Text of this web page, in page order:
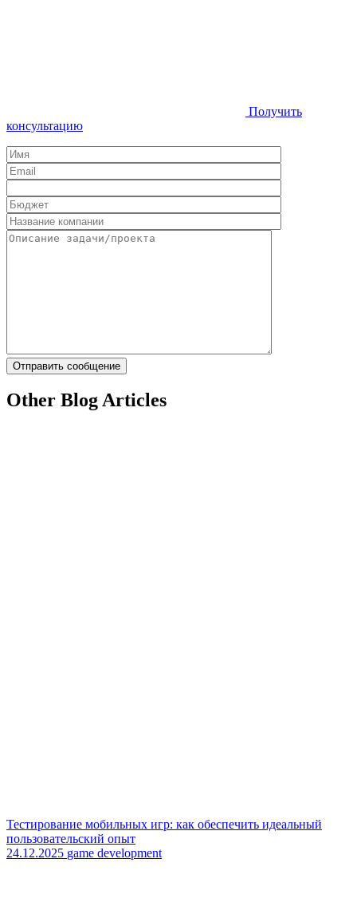
Получить
консультацию
Other Blog Articles
Тестирование мобильных игр: как обеспечить идеальный
пользовательский опыт
24.12.2025 game development